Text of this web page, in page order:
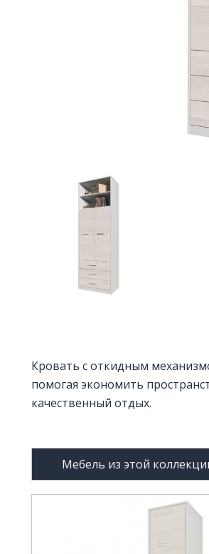
Кровать с откидным
помогая экономить
качественный отдых.
Мебель из этой